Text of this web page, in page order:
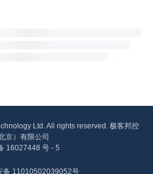
Ltd. All rights reserved. 极客邦控
京）有限公司
16027448 号 - 5
备 11010502039052号